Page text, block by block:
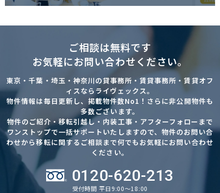
ご相談は無料です
お気軽にお問い合わせください。
東京・千葉・埼玉・神奈川の貸事務所・賃貸事務所・賃貸オフ
ィスならライヴェックス。
物件情報は毎日更新し、掲載物件数No1！さらに非公開物件も
多数ございます。
物件のご紹介・移転引越し・内装工事・アフターフォローまで
ワンストップで一括サポートいたしますので、物件のお問い合
わせから移転に関するご相談まで何でもお気軽にお問い合わせ
ください。
0120-620-213
受付時間 平日9:00～18:00